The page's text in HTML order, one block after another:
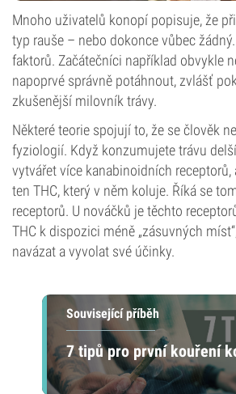
Mnoho uživatelů konopí popisuje, že
typ rauše – nebo dokonce vůbec
faktorů. Začátečníci například obvykle
napoprvé správně potáhnout, zvlášť
zkušenější milovník trávy.
Některé teorie spojují to, že se člověk
fyziologií. Když konzumujete trávu
vytvářet více kanabinoidních receptorů,
ten THC, který v něm koluje. Říká se
receptorů. U nováčků je těchto
THC k dispozici méně „zásuvných
navázat a vyvolat své účinky.
Související příběh
7 tipů pro první kouření